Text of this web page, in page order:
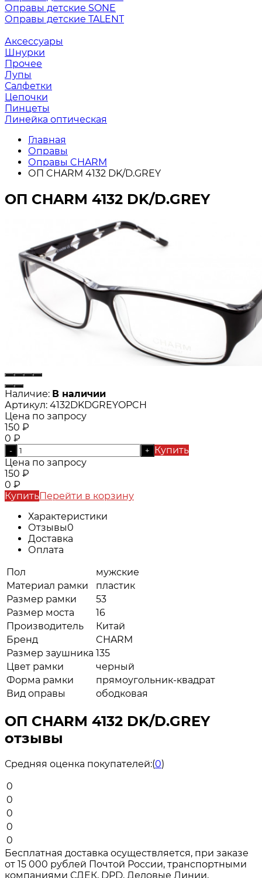
Оправы детские SONE
Оправы детские TALENT
Аксессуары
Шнурки
Прочее
Лупы
Салфетки
Цепочки
Пинцеты
Линейка оптическая
Главная
Оправы
Оправы CHARM
ОП CHARM 4132 DK/D.GREY
ОП CHARM 4132 DK/D.GREY
Наличие: В наличии
Артикул: 4132DKDGREYOPCH
Цена по запросу
150 ₽
0 ₽
- +
Купить
Цена по запросу
150 ₽
0 ₽
КупитьПерейти в корзину
Характеристики
Отзывы0
Доставка
Оплата
Пол
мужские
Материал рамки
пластик
Размер рамки
53
Размер моста
16
Производитель
Китай
Бренд
CHARM
Размер заушника 135
Цвет рамки
черный
Форма рамки
прямоугольник-квадрат
Вид оправы
ободковая
ОП CHARM 4132 DK/D.GREY
отзывы
Средняя оценка покупателей:(0)
0
0
0
0
0
Бесплатная доставка осуществляется, при заказе
от 15 000 рублей Почтой России, транспортными
компаниями СДЕК, DPD, Деловые Линии,